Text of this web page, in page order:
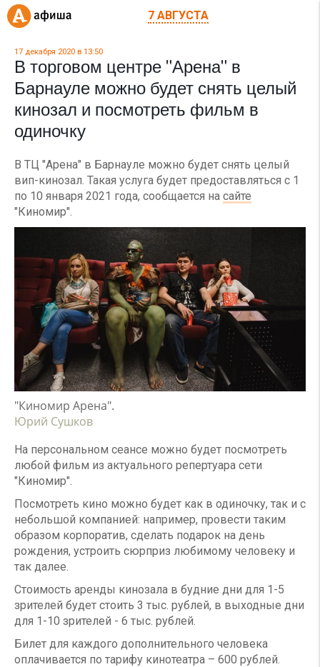
7 АВГУСТА
17 декабря 2020 в 13:50
В торговом центре "Арена" в
Барнауле можно будет снять целый
кинозал и посмотреть фильм в
одиночку
В ТЦ "Арена" в Барнауле можно будет снять целый
вип-кинозал. Такая услуга будет предоставляться с 1
по 10 января 2021 года, сообщается на сайте
"Киномир".
"Киномир Арена".
Юрий Сушков
На персональном сеансе можно будет посмотреть
любой фильм из актуального репертуара сети
"Киномир".
Посмотреть кино можно будет как в одиночку, так и с
небольшой компанией: например, провести таким
образом корпоратив, сделать подарок на день
рождения, устроить сюрприз любимому человеку и
так далее.
Стоимость аренды кинозала в будние дни для 1-5
зрителей будет стоить 3 тыс. рублей, в выходные дни
для 1-10 зрителей - 6 тыс. рублей.
Билет для каждого дополнительного человека
оплачивается по тарифу кинотеатра – 600 рублей.